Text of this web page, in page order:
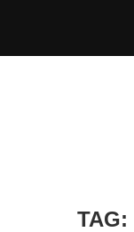
TAG: